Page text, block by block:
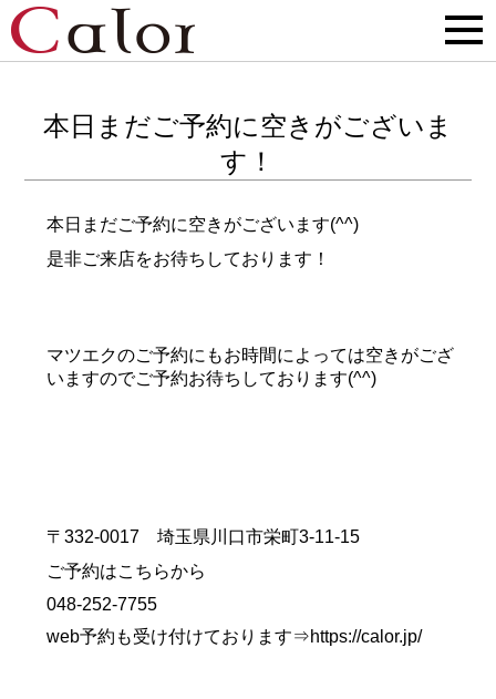
本日まだご予約に空きがございま
す！
本日まだご予約に空きがございます(^^)
是非ご来店をお待ちしております！
マツエクのご予約にもお時間によっては空きがござ
いますのでご予約お待ちしております(^^)
〒332-0017 埼玉県川口市栄町3-11-15
ご予約はこちらから
048-252-7755
web予約も受け付けております⇒https://calor.jp/